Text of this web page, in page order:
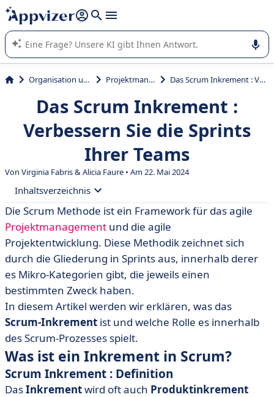
beantworten (mehrere Zeilen mit
Die KI von Appvizer führt Sie bei der Nutzung oder Auswahl
von SaaS-Software in Unternehmen.
Organisation und Planung Projektmanagement Das Scrum Inkrement : Verbessern Sie die Sprints Ihrer Teams
Das Scrum Inkrement :
Verbessern Sie die Sprints
Ihrer Teams
Von Virginia Fabris & Alicia Faure • Am 22. Mai 2024
Inhaltsverzeichnis
• Was ist ein Inkrement in Scrum?
• Wofür ist das Inkrement vorteilhaft?
• Wer ist für das Inkrement zuständig?
• Welche Rolle spielt das Inkrement im Scrum Prozess?
• Die Bedeutung von Inkrementen für den agilen Erfolg
Die Scrum Methode ist ein Framework für das agile
Projektmanagement und die agile
Projektentwicklung. Diese Methodik zeichnet sich
durch die Gliederung in Sprints aus, innerhalb derer
es Mikro-Kategorien gibt, die jeweils einen
bestimmten Zweck haben.
In diesem Artikel werden wir erklären, was das
Scrum-Inkrement ist und welche Rolle es innerhalb
des Scrum-Prozesses spielt.
Was ist ein Inkrement in Scrum?
Scrum Inkrement : Definition
DasInkrementwird oft auch Produktinkrement